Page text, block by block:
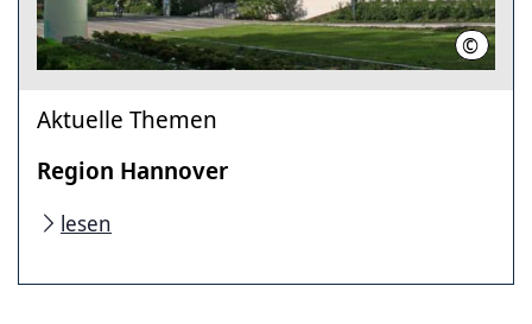
© Stahl,
Aktuelle Themen
Region Hannover
lesen